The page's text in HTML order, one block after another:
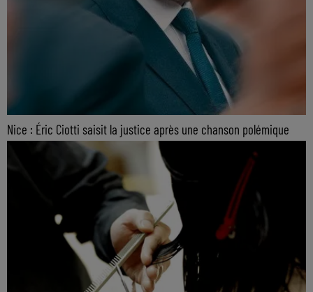
Nice : Éric Ciotti saisit la justice après une chanson polémique